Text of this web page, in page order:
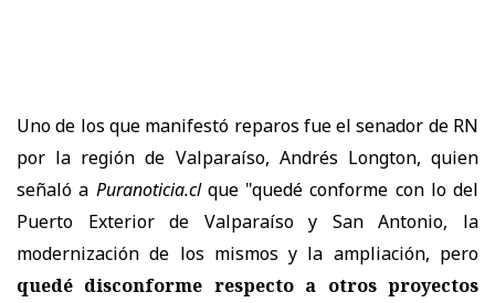
Uno de los que manifestó reparos fue el senador de RN
por la región de Valparaíso, Andrés Longton, quien
señaló a Puranoticia.clque "quedé conforme con lo del
Puerto Exterior de Valparaíso y San Antonio, la
modernización de los mismos y la ampliación, pero
quedé disconforme respecto a otros proyectos